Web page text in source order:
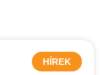
HÍREK